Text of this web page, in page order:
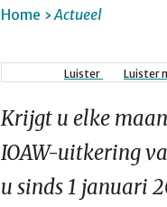
Kruimelpad
Home Actueel
Luister Luister
Krijgt u elke
IOAW-uitkering
u sinds 1 januari